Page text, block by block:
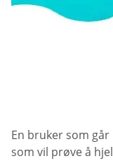
En bruker som
som vil prøve å